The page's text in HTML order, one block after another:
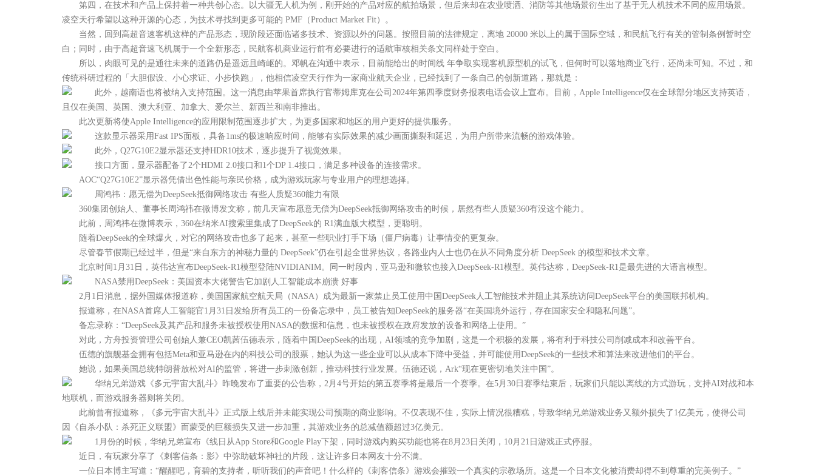
第四，在技术和产品上保持着一种共创心态。以大疆无人机为例，刚开始的产品对应的航拍场景，但后来却在农业喷洒、消防等其他场景衍生出了基于无人机技术不同的应用场景。
凌空天行希望以这种开源的心态，为技术寻找到更多可能的 PMF（Product Market Fit）。
当然，回到高超音速客机这样的产品形态，现阶段还面临诸多技术、资源以外的问题。按照目前的法律规定，离地 20000 米以上的属于国际空域，和民航飞行有关的管制条例暂时空
白；同时，由于高超音速飞机属于一个全新形态，民航客机商业运行前有必要进行的适航审核相关条文同样处于空白。
所以，肉眼可见的是通往未来的道路仍是遥远且崎岖的。邓帆在沟通中表示，目前能给出的时间线 年争取实现客机原型机的试飞，但何时可以落地商业飞行，还尚未可知。不过，和
传统科研过程的「大胆假设、小心求证、小步快跑」，他相信凌空天行作为一家商业航天企业，已经找到了一条自己的创新道路，那就是：
此外，越南语也将被纳入支持范围。这一消息由苹果首席执行官蒂姆库克在公司2024年第四季度财务报表电话会议上宣布。目前，Apple Intelligence仅在全球部分地区支持英语，
且仅在美国、英国、澳大利亚、加拿大、爱尔兰、新西兰和南非推出。
此次更新将使Apple Intelligence的应用限制范围逐步扩大，为更多国家和地区的用户更好的提供服务。
这款显示器采用Fast IPS面板，具备1ms的极速响应时间，能够有实际效果的减少画面撕裂和延迟，为用户所带来流畅的游戏体验。
此外，Q27G10E2显示器还支持HDR10技术，逐步提升了视觉效果。
接口方面，显示器配备了2个HDMI 2.0接口和1个DP 1.4接口，满足多种设备的连接需求。
AOC“Q27G10E2”显示器凭借出色性能与亲民价格，成为游戏玩家与专业用户的理想选择。
周鸿祎：愿无偿为DeepSeek抵御网络攻击 有些人质疑360能力有限
360集团创始人、董事长周鸿祎在微博发文称，前几天宣布愿意无偿为DeepSeek抵御网络攻击的时候，居然有些人质疑360有没这个能力。
此前，周鸿祎在微博表示，360在纳米AI搜索里集成了DeepSeek的 R1满血版大模型，更聪明。
随着DeepSeek的全球爆火，对它的网络攻击也多了起来，甚至一些职业打手下场（僵尸病毒）让事情变的更复杂。
尽管春节假期已经过半，但是“来自东方的神秘力量的 DeepSeek”仍在引起全世界热议，各路业内人士也仍在从不同角度分析 DeepSeek 的模型和技术文章。
北京时间1月31日，英伟达宣布DeepSeek-R1模型登陆NVIDIANIM。同一时段内，亚马逊和微软也接入DeepSeek-R1模型。英伟达称，DeepSeek-R1是最先进的大语言模型。
NASA禁用DeepSeek：美国资本大佬警告它加剧人工智能成本崩溃 好事
2月1日消息，据外国媒体报道称，美国国家航空航天局（NASA）成为最新一家禁止员工使用中国DeepSeek人工智能技术并阻止其系统访问DeepSeek平台的美国联邦机构。
报道称，在NASA首席人工智能官1月31日发给所有员工的一份备忘录中，员工被告知DeepSeek的服务器“在美国境外运行，存在国家安全和隐私问题”。
备忘录称：“DeepSeek及其产品和服务未被授权使用NASA的数据和信息，也未被授权在政府发放的设备和网络上使用。”
对此，方舟投资管理公司创始人兼CEO凯茜伍德表示，随着中国DeepSeek的出现，AI领域的竞争加剧，这是一个积极的发展，将有利于科技公司削减成本和改善平台。
伍德的旗舰基金拥有包括Meta和亚马逊在内的科技公司的股票，她认为这一些企业可以从成本下降中受益，并可能使用DeepSeek的一些技术和算法来改进他们的平台。
她说，如果美国总统特朗普放松对AI的监管，将进一步刺激创新，推动科技行业发展。伍德还说，Ark“现在更密切地关注中国”。
华纳兄弟游戏《多元宇宙大乱斗》昨晚发布了重要的公告称，2月4号开始的第五赛季将是最后一个赛季。在5月30日赛季结束后，玩家们只能以离线的方式游玩，支持AI对战和本
地联机，而游戏服务器则将关闭。
此前曾有报道称，《多元宇宙大乱斗》正式版上线后并未能实现公司预期的商业影响。不仅表现不佳，实际上情况很糟糕，导致华纳兄弟游戏业务又额外损失了1亿美元，使得公司
因《自杀小队：杀死正义联盟》而蒙受的巨额损失又进一步加重，其游戏业务的总减值额超过3亿美元。
1月份的时候，华纳兄弟宣布《线日从App Store和Google Play下架，同时游戏内购买功能也将在8月23日关闭，10月21日游戏正式停服。
近日，有玩家分享了《刺客信条：影》中弥助破坏神社的片段，这让许多日本网友十分不满。
一位日本博主写道：“醒醒吧，育碧的支持者，听听我们的声音吧！什么样的《刺客信条》游戏会摧毁一个真实的宗教场所。这是一个日本文化被消费却得不到尊重的完美例子。”